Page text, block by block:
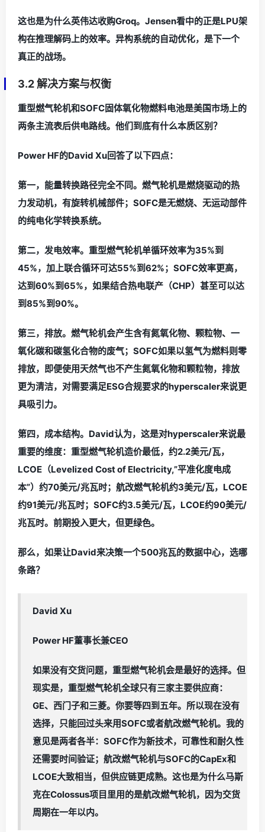
这也是为什么英伟达收购Groq。Jensen看中的正是LPU架
构在推理解码上的效率。异构系统的自动优化，是下一个
真正的战场。
3.2 解决方案与权衡
重型燃气轮机和SOFC固体氧化物燃料电池是美国市场上的
两条主流表后供电路线。他们到底有什么本质区别？
Power HF的David Xu回答了以下四点：
第一，能量转换路径完全不同。燃气轮机是燃烧驱动的热
力发动机，有旋转机械部件；SOFC是无燃烧、无运动部件
的纯电化学转换系统。
第二，发电效率。重型燃气轮机单循环效率为35%到
45%，加上联合循环可达55%到62%；SOFC效率更高，
达到60%到65%，如果结合热电联产（CHP）甚至可以达
到85%到90%。
第三，排放。燃气轮机会产生含有氮氧化物、颗粒物、一
氧化碳和碳氢化合物的废气；SOFC如果以氢气为燃料则零
排放，即便使用天然气也不产生氮氧化物和颗粒物，排放
更为清洁，对需要满足ESG合规要求的hyperscaler来说更
具吸引力。
第四，成本结构。David认为，这是对hyperscaler来说最
重要的维度：重型燃气轮机造价最低，约2.2美元/瓦，
LCOE（Levelized Cost of Electricity,”平准化度电成
本”）约70美元/兆瓦时；航改燃气轮机约3美元/瓦，LCOE
约91美元/兆瓦时；SOFC约3.5美元/瓦，LCOE约90美元/
兆瓦时。前期投入更大，但更绿色。
那么，如果让David来决策一个500兆瓦的数据中心，选哪
条路？
David Xu
Power HF董事长兼CEO
如果没有交货问题，重型燃气轮机会是最好的选择。但
现实是，重型燃气轮机全球只有三家主要供应商：
GE、西门子和三菱。你要等四到五年。所以现在没有
选择，只能回过头来用SOFC或者航改燃气轮机。我的
意见是两者各半：SOFC作为新技术，可靠性和耐久性
还需要时间验证；航改燃气轮机与SOFC的CapEx和
LCOE大致相当，但供应链更成熟。这也是为什么马斯
克在Colossus项目里用的是航改燃气轮机，因为交货
周期在一年以内。